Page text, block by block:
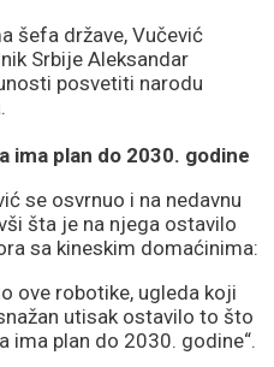
šefa države, Vučević
Srbije Aleksandar
posvetiti narodu
ima plan do 2030. godine
se osvrnuo i na nedavnu
šta je na njega ostavilo
sa kineskim domaćinima:
ove robotike, ugleda koji
utisak ostavilo to što
ima plan do 2030. godine“.